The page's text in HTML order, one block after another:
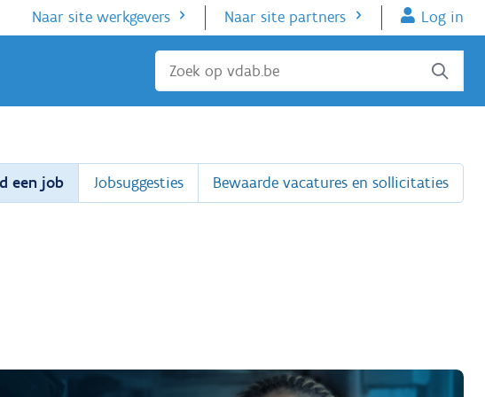
Naar site werkgevers Naar site partners Log in
Sluiten
een job Jobsuggesties Bewaarde vacatures en sollicitaties